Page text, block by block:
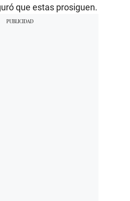
que estas prosiguen.